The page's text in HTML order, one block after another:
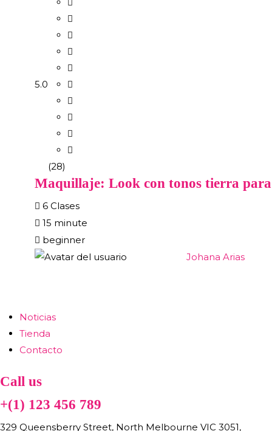
5.0
(28)
Maquillaje: Look con tonos tierra
6 Clases
15 minute
beginner
Johana Arias
Noticias
Tienda
Contacto
Call us
+(1) 123 456 789
329 Queensberry Street, North Melbourne VIC 3051,